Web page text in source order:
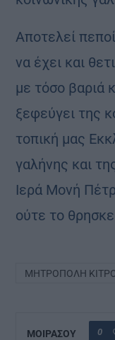
Αποτελεί
να έχει και
με τόσο βαριά
ξεφεύγει της
τοπική μας
γαλήνης και
Ιερά Μονή
ούτε το
ΜΗΤΡΌΠΟΛΗ
ΜΟΙΡΑΣΟΥ 0